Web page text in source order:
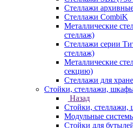
Стеллажи
Стеллажи CombiK
Металлические
стеллаж)
Стеллажи серии
стеллаж)
Металлические
секцию)
Стеллажи для
Стойки, стеллажи,
Назад
Стойки, стеллажи,
Модульные
Стойки для